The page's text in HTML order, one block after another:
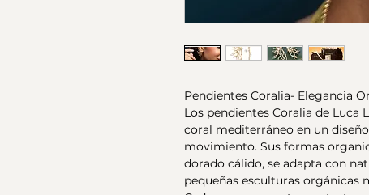
Pendientes Coralia- Elegancia
Los pendientes Coralia de Luca
coral mediterráneo en un
movimiento. Sus formas
dorado cálido, se adapta con
pequeñas esculturas orgánicas